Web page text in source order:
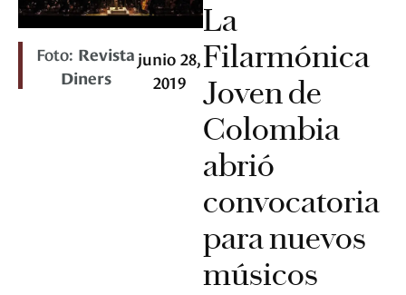
Foto: Revista
Diners
junio 28,
2019
La
Filarmónica
Joven de
Colombia
abrió
convocatoria
para nuevos
músicos